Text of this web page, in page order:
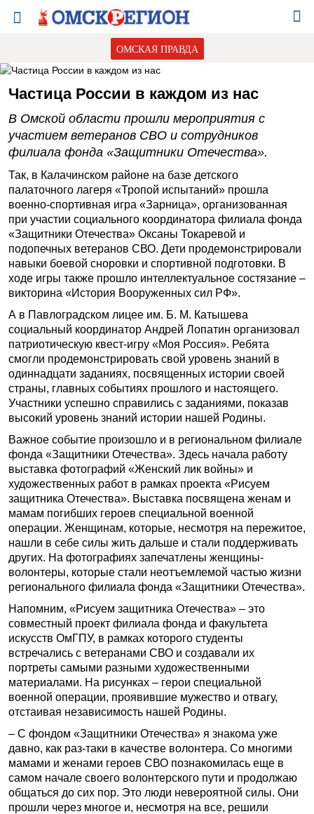
ОМСКАЯ ПРАВДА
Частица России в каждом из нас
В Омской области прошли мероприятия с
участием ветеранов СВО и сотрудников
филиала фонда «Защитники Отечества».
Так, в Калачинском районе на базе детского
палаточного лагеря «Тропой испытаний» прошла
военно-спортивная игра «Зарница», организованная
при участии социального координатора филиала фонда
«Защитники Отечества» Оксаны Токаревой и
подопечных ветеранов СВО. Дети продемонстрировали
навыки боевой сноровки и спортивной подготовки. В
ходе игры также прошло интеллектуальное состязание –
викторина «История Вооруженных сил РФ».
А в Павлоградском лицее им. Б. М. Катышева
социальный координатор Андрей Лопатин организовал
патриотическую квест-игру «Моя Россия». Ребята
смогли продемонстрировать свой уровень знаний в
одиннадцати заданиях, посвященных истории своей
страны, главных событиях прошлого и настоящего.
Участники успешно справились с заданиями, показав
высокий уровень знаний истории нашей Родины.
Важное событие произошло и в региональном филиале
фонда «Защитники Отечества». Здесь начала работу
выставка фотографий «Женский лик войны» и
художественных работ в рамках проекта «Рисуем
защитника Отечества». Выставка посвящена женам и
мамам погибших героев специальной военной
операции. Женщинам, которые, несмотря на пережитое,
нашли в себе силы жить дальше и стали поддерживать
других. На фотографиях запечатлены женщины-
волонтеры, которые стали неотъемлемой частью жизни
регионального филиала фонда «Защитники Отечества».
Напомним, «Рисуем защитника Отечества» – это
совместный проект филиала фонда и факультета
искусств ОмГПУ, в рамках которого студенты
встречались с ветеранами СВО и создавали их
портреты самыми разными художественными
материалами. На рисунках – герои специальной
военной операции, проявившие мужество и отвагу,
отстаивая независимость нашей Родины.
– С фондом «Защитники Отечества» я знакома уже
давно, как раз-таки в качестве волонтера. Со многими
мамами и женами героев СВО познакомилась еще в
самом начале своего волонтерского пути и продолжаю
общаться до сих пор. Это люди невероятной силы. Они
прошли через многое и, несмотря на все, решили